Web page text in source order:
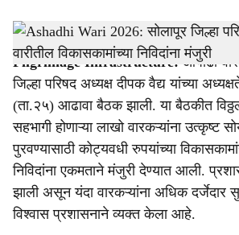
h
a
r
e
Development Works Approved for Ashadhi Wari in
Pilgrimage Infrastructure:आषाढी
जिल्हा परिषद अध्यक्ष दीपक वैद्य यांच्या
(ता.२५) आढावा बैठक झाली. या बैठकीत
सहभागी होणाऱ्या लाखो वारकऱ्यांना उत्कृष्ट
पुरवण्यासाठी कोट्यवधी रुपयांच्या
निविदांना एकमताने मंजुरी देण्यात आली.
झाली असून यंदा वारकऱ्यांना अधिक दर्जेदार
विश्वास प्रशासनाने व्यक्त केला आहे.